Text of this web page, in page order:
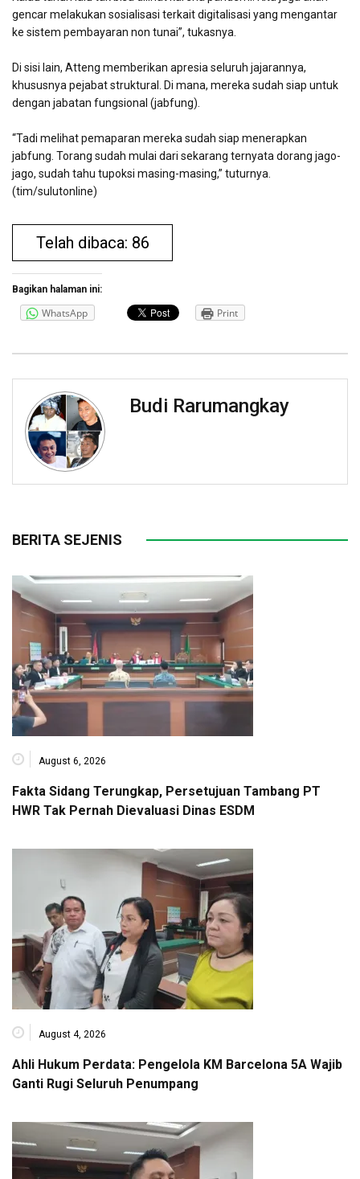
gencar melakukan sosialisasi terkait digitalisasi yang mengantar
ke sistem pembayaran non tunai”, tukasnya.
Di sisi lain, Atteng memberikan apresia seluruh jajarannya,
khususnya pejabat struktural. Di mana, mereka sudah siap untuk
dengan jabatan fungsional (jabfung).
“Tadi melihat pemaparan mereka sudah siap menerapkan
jabfung. Torang sudah mulai dari sekarang ternyata dorang jago-
jago, sudah tahu tupoksi masing-masing,” tuturnya.
(tim/sulutonline)
Telah dibaca: 86
Bagikan halaman ini:
WhatsApp Print
Budi Rarumangkay
BERITA SEJENIS
August 6, 2026
Fakta Sidang Terungkap, Persetujuan Tambang PT
HWR Tak Pernah Dievaluasi Dinas ESDM
August 4, 2026
Ahli Hukum Perdata: Pengelola KM Barcelona 5A Wajib
Ganti Rugi Seluruh Penumpang